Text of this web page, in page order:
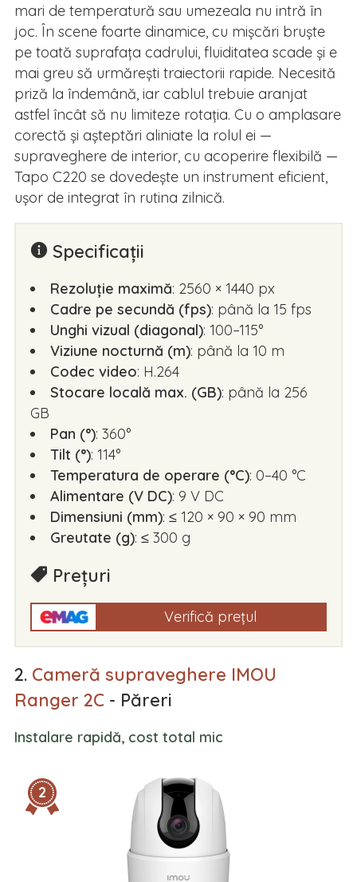
mari de temperatură sau umezeala nu intră în
joc. În scene foarte dinamice, cu mișcări bruște
pe toată suprafața cadrului, fluiditatea scade și e
mai greu să urmărești traiectorii rapide. Necesită
priză la îndemână, iar cablul trebuie aranjat
astfel încât să nu limiteze rotația. Cu o amplasare
corectă și așteptări aliniate la rolul ei —
supraveghere de interior, cu acoperire flexibilă —
Tapo C220 se dovedește un instrument eficient,
ușor de integrat în rutina zilnică.
Specificații
Rezoluție maximă: 2560 × 1440 px
Cadre pe secundă (fps): până la 15 fps
Unghi vizual (diagonal): 100–115°
Viziune nocturnă (m): până la 10 m
Codec video: H.264
Stocare locală max. (GB): până la 256
GB
Pan (°): 360°
Tilt (°): 114°
Temperatura de operare (°C): 0–40 °C
Alimentare (V DC): 9 V DC
Dimensiuni (mm): ≤ 120 × 90 × 90 mm
Greutate (g): ≤ 300 g
Prețuri
Verifică prețul
2. Cameră supraveghere IMOU
Ranger 2C - Păreri
Instalare rapidă, cost total mic
2